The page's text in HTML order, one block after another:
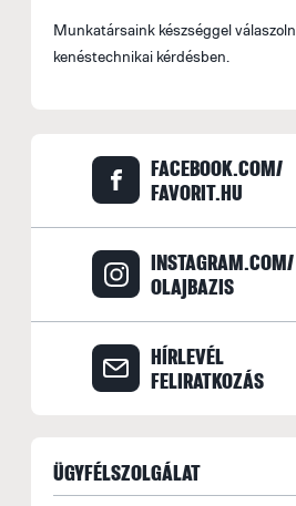
Munkatársaink készséggel
kenéstechnikai kérdésben.
FACEBOOK.COM/
FAVORIT.HU
INSTAGRAM.COM/
OLAJBAZIS
HÍRLEVÉL
FELIRATKOZÁS
ÜGYFÉLSZOLGÁLAT